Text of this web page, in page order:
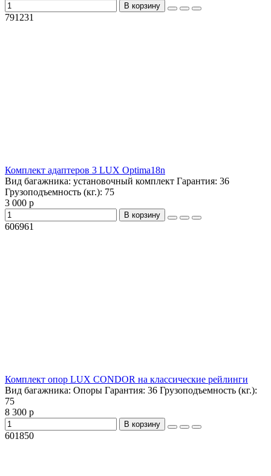
В корзину
791231
Комплект адаптеров 3 LUX Optima18n
Вид багажника: установочный комплект Гарантия: 36
Грузоподъемность (кг.): 75
3 000 р
В корзину
606961
Комплект опор LUX CONDOR на классические рейлинги
Вид багажника: Опоры Гарантия: 36 Грузоподъемность (кг.):
75
8 300 р
В корзину
601850